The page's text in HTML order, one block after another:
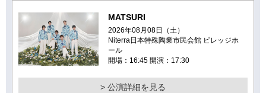
MATSURI
2026年08月08日（土）
Niterra日本特殊陶業市民会館 ビレッジホ
ール
開場：16:45 開演：17:30
> 公演詳細を見る